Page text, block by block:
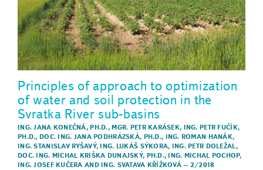
Principles of approach to optimization
of water and soil protection in the
Svratka River sub-basins
ING. JANA KONEČNÁ, PH.D., MGR. PETR KARÁSEK, ING. PETR FUČÍK,
PH.D., DOC. ING. JANA PODHRÁZSKÁ, PH.D., ING. ROMAN HANÁK,
ING. STANISLAV RYŠAVÝ, ING. LUKÁŠ SÝKORA, ING. PETR DOLEŽAL,
DOC. ING. MICHAL KRIŠKA DUNAJSKÝ, PH.D., ING. MICHAL POCHOP,
ING. JOSEF KUČERA AND ING. SVATAVA KŘÍŽKOVÁ – 2/2018